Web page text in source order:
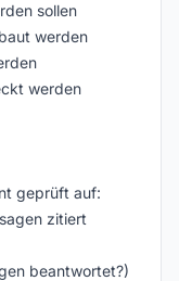
sollen
werden
werden
geprüft auf:
zitiert
beantwortet?)